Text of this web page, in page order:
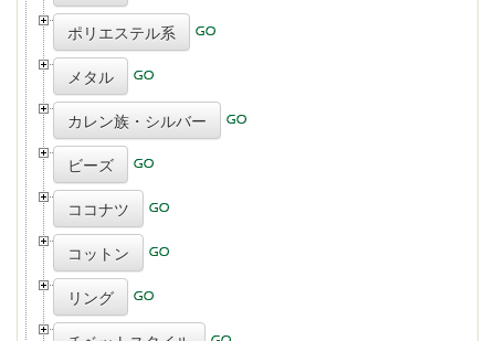
ポリエステル系
メタル
カレン族・シルバー
ビーズ
ココナツ
コットン
リング